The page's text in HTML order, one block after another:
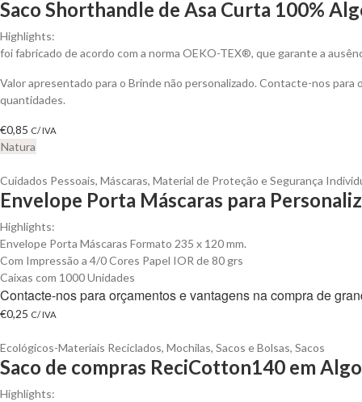
Saco Shorthandle de Asa Curta 100%
Highlights:
foi fabricado de acordo com a norma OEKO-TEX®, que garante a
Valor apresentado para o Brinde não personalizado. Contacte-nos
quantidades.
€0,85 C/ IVA
Natura
Cuidados Pessoais, Máscaras, Material de Proteção e Segurança
Envelope Porta Máscaras para
Highlights:
Envelope Porta Máscaras Formato 235 x 120 mm.
Com Impressão a 4/0 Cores Papel IOR de 80 grs
Caixas com 1000 Unidades
Contacte-nos para orçamentos e vantagens na compra de
€0,25 C/ IVA
Ecológicos-Materiais Reciclados, Mochilas, Sacos e Bolsas, Sacos
Saco de compras ReciCotton140 em
Highlights: